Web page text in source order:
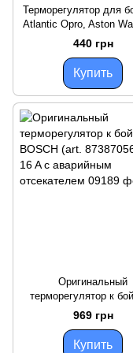
Терморегулятор для
Atlantic Opro, Aston
N4 RST 16A T115 с
Termowatt
440 грн
Купить
Оригинальный
терморегулятор к
BOSCH (art.
A с аварийным
969 грн
Купить